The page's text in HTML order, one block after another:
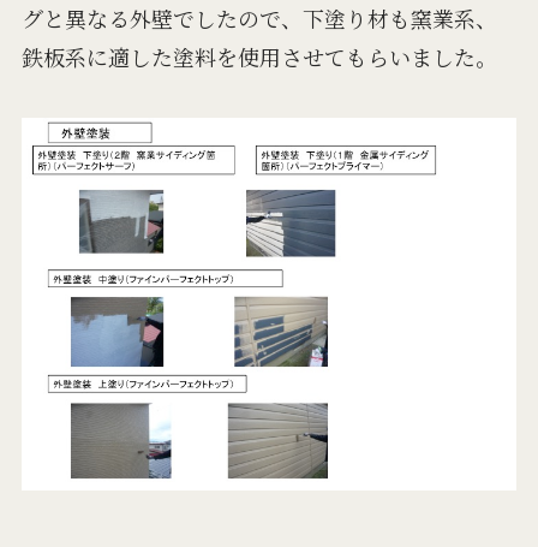
グと異なる外壁でしたので、下塗り材も窯業系、
鉄板系に適した塗料を使用させてもらいました。